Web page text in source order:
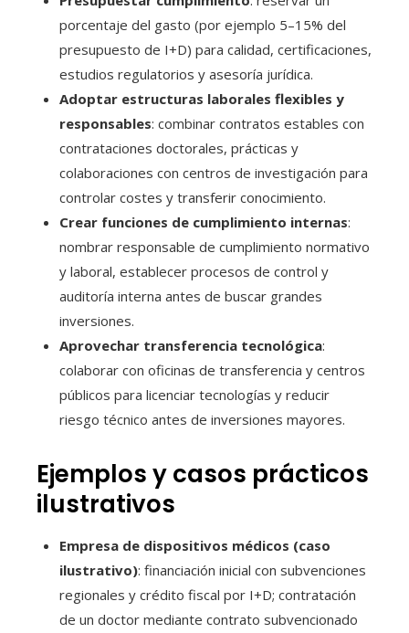
porcentaje del gasto (por ejemplo 5–15% del
presupuesto de I+D) para calidad, certificaciones,
estudios regulatorios y asesoría jurídica.
Adoptar estructuras laborales flexibles y
responsables: combinar contratos estables con
contrataciones doctorales, prácticas y
colaboraciones con centros de investigación para
controlar costes y transferir conocimiento.
Crear funciones de cumplimiento internas:
nombrar responsable de cumplimiento normativo
y laboral, establecer procesos de control y
auditoría interna antes de buscar grandes
inversiones.
Aprovechar transferencia tecnológica:
colaborar con oficinas de transferencia y centros
públicos para licenciar tecnologías y reducir
riesgo técnico antes de inversiones mayores.
Ejemplos y casos prácticos
ilustrativos
Empresa de dispositivos médicos (caso
ilustrativo): financiación inicial con subvenciones
regionales y crédito fiscal por I+D; contratación
de un doctor mediante contrato subvencionado